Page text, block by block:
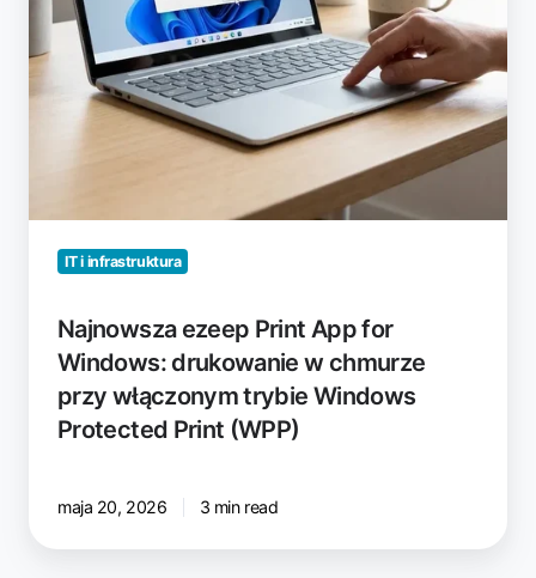
przy
włączonym
trybie
Windows
Protected
IT i infrastruktura
Najnowsza ezeep Print App for
Windows: drukowanie w chmurze
przy włączonym trybie Windows
Protected Print (WPP)
maja 20, 2026 3 min read